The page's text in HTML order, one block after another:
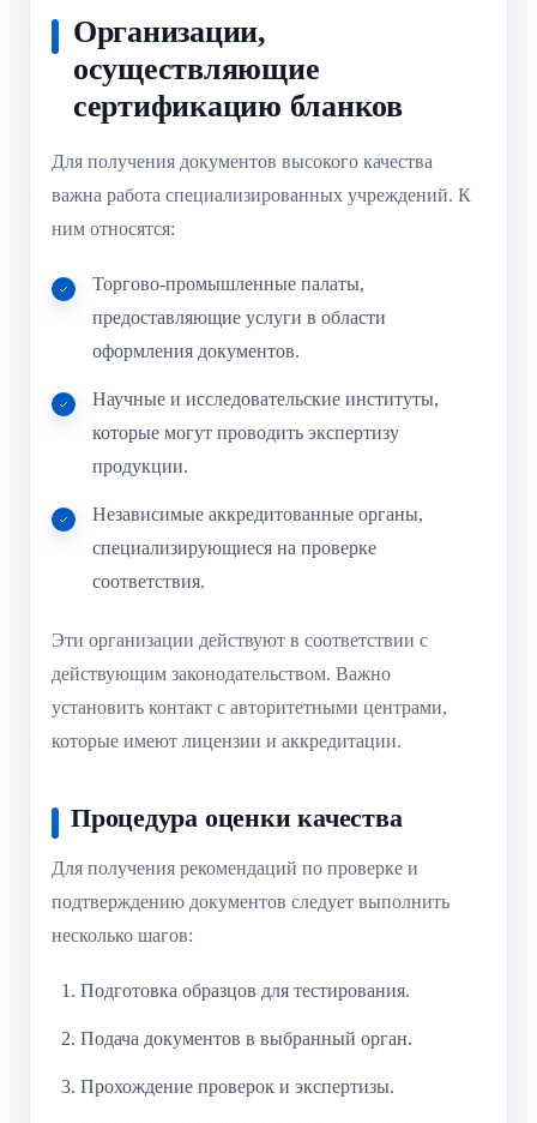
Организации,
осуществляющие
сертификацию бланков
Для получения документов высокого качества
важна работа специализированных учреждений. К
ним относятся:
Торгово-промышленные палаты,
предоставляющие услуги в области
оформления документов.
Научные и исследовательские институты,
которые могут проводить экспертизу
продукции.
Независимые аккредитованные органы,
специализирующиеся на проверке
соответствия.
Эти организации действуют в соответствии с
действующим законодательством. Важно
установить контакт с авторитетными центрами,
которые имеют лицензии и аккредитации.
Процедура оценки качества
Для получения рекомендаций по проверке и
подтверждению документов следует выполнить
несколько шагов:
Подготовка образцов для тестирования.
Подача документов в выбранный орган.
Прохождение проверок и экспертизы.